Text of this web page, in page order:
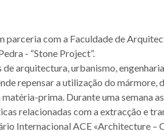
parceria com a Faculdade de
- “Stone Project”.
arquitectura, urbanismo,
repensar a utilização do mármore,
prima. Durante uma semana
relacionadas com a extracção e
Internacional ACE «Architecture –